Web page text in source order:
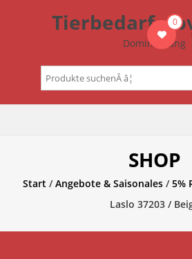
Tierbedarf –
Dominik Lang
0
Suchen
nach:
SHOP
Start/Angebote & Saisonales/5%
Laslo 37203 /